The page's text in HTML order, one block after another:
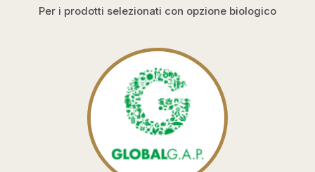
Per i prodotti selezionati con opzione biologico